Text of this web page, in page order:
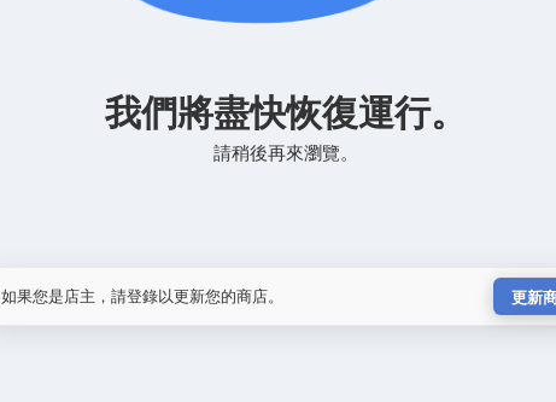
我們將盡快恢復運行。
請稍後再來瀏覽。
如果您是店主，請登錄以更新您的商店。 更新